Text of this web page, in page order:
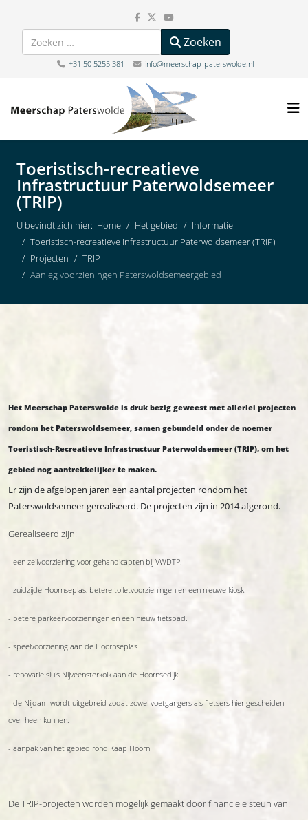
Zoeken Zoeken
+31 50 5255 381 info@meerschap-paterswolde.nl
Toeristisch-recreatieve
Infrastructuur Paterwoldsemeer
(TRIP)
U bevindt zich hier: Home Het gebied
Informatie
Toeristisch-recreatieve Infrastructuur Paterwoldsemeer (TRIP)
Projecten
TRIP
Aanleg voorzieningen Paterswoldsemeergebied
Het Meerschap Paterswolde is druk bezig geweest met allerlei projecten
rondom het Paterswoldsemeer, samen gebundeld onder de noemer
Toeristisch-Recreatieve Infrastructuur Paterwoldsemeer (TRIP), om het
gebied nog aantrekkelijker te maken.
Er zijn de afgelopen jaren een aantal projecten rondom het
Paterswoldsemeer gerealiseerd. De projecten zijn in 2014 afgerond.
Gerealiseerd zijn:
- een zeilvoorziening voor gehandicapten bij VWDTP.
- zuidzijde Hoornseplas, betere toiletvoorzieningen en een nieuwe kiosk
- betere parkeervoorzieningen en een nieuw fietspad.
- speelvoorziening aan de Hoornseplas.
- renovatie sluis Nijveensterkolk aan de Hoornsedijk.
- de Nijdam wordt uitgebreid zodat zowel voetgangers als fietsers hier gescheiden
over heen kunnen.
- aanpak van het gebied rond Kaap Hoorn
De TRIP-projecten worden mogelijk gemaakt door financiële steun van: